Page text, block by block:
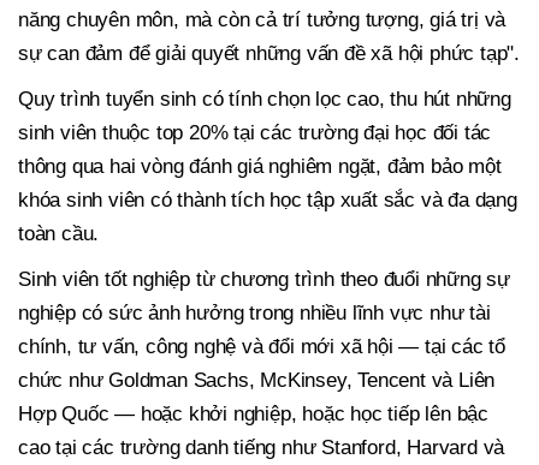
năng chuyên môn, mà còn cả trí tưởng tượng, giá trị và
sự can đảm để giải quyết những vấn đề xã hội phức tạp".
Quy trình tuyển sinh có tính chọn lọc cao, thu hút những
sinh viên thuộc top 20% tại các trường đại học đối tác
thông qua hai vòng đánh giá nghiêm ngặt, đảm bảo một
khóa sinh viên có thành tích học tập xuất sắc và đa dạng
toàn cầu.
Sinh viên tốt nghiệp từ chương trình theo đuổi những sự
nghiệp có sức ảnh hưởng trong nhiều lĩnh vực như tài
chính, tư vấn, công nghệ và đổi mới xã hội — tại các tổ
chức như Goldman Sachs, McKinsey, Tencent và Liên
Hợp Quốc — hoặc khởi nghiệp, hoặc học tiếp lên bậc
cao tại các trường danh tiếng như Stanford, Harvard và